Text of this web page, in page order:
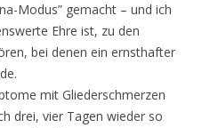
Modus” gemacht – und ich
Ehre ist, zu den
bei denen ein ernsthafter
mit Gliederschmerzen
drei, vier Tagen wieder so